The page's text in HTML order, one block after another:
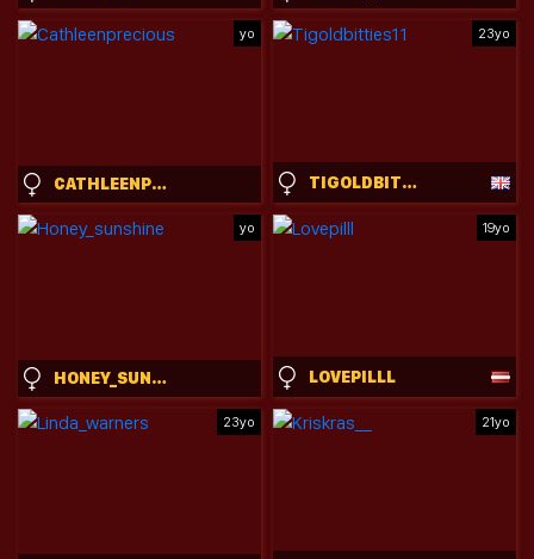
yo
CATHLEENPRECIOUS
23yo
TIGOLDBITTIES11
yo
HONEY_SUNSHINE
19yo
LOVEPILLL
23yo 21yo